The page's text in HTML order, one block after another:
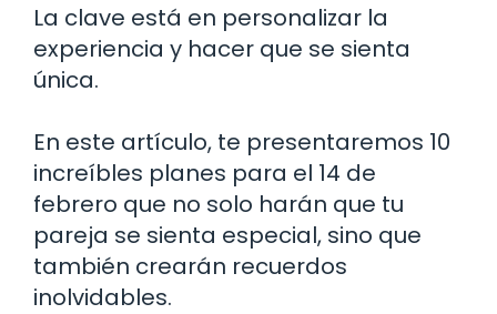
La clave está en personalizar la
experiencia y hacer que se sienta
única.
En este artículo, te presentaremos 10
increíbles planes para el 14 de
febrero que no solo harán que tu
pareja se sienta especial, sino que
también crearán recuerdos
inolvidables.